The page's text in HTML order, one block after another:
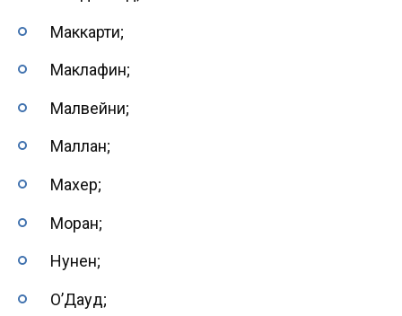
Маккарти;
Маклафин;
Малвейни;
Маллан;
Махер;
Моран;
Нунен;
О’Дауд;